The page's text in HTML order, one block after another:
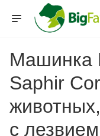
Машинка
Saphir
с